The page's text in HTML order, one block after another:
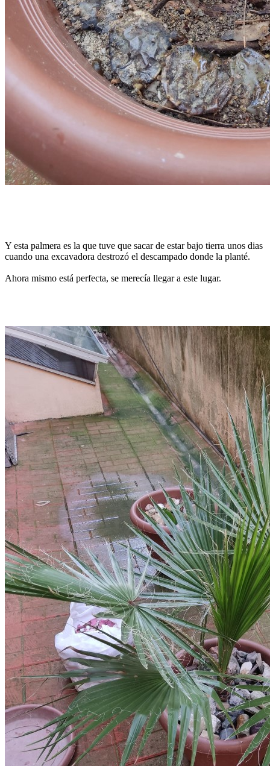
Y esta palmera es la que tuve que sacar de estar bajo tierra unos dias
cuando una excavadora destrozó el descampado donde la planté.
Ahora mismo está perfecta, se merecía llegar a este lugar.